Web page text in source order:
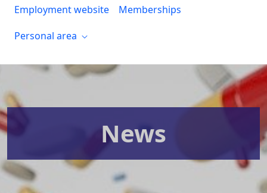
Employment website
Memberships
Personal area
News